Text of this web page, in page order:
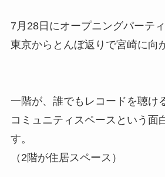
7月28日にオープニングパーティ
東京からとんぼ返りで宮崎に向
一階が、誰でもレコードを聴け
コミュニティスペースという面
す。
（2階が住居スペース）